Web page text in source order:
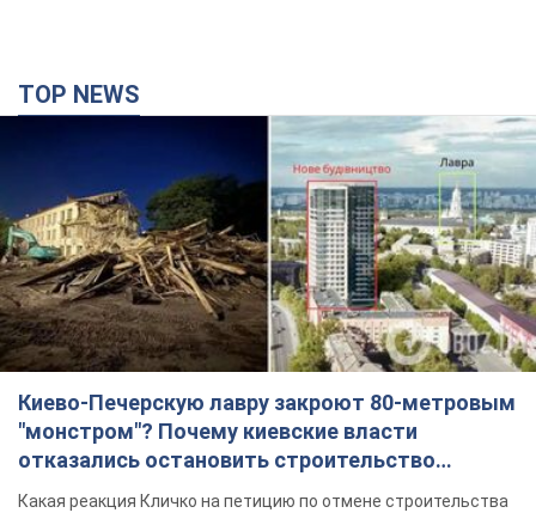
TOP NEWS
Киево-Печерскую лавру закроют 80-метровым
"монстром"? Почему киевские власти
отказались остановить строительство
небоскреба "московского верующего"
Какая реакция Кличко на петицию по отмене строительства